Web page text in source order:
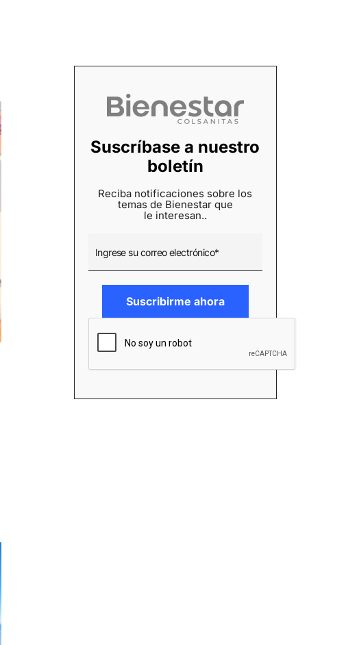
Suscríbase a nuestro
boletín
Reciba notificaciones sobre los
temas de Bienestar que
le interesan..